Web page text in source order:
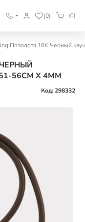
(0) (0)
Позолота 18K Черный
56СМ Х 4ММ
Код: 298332